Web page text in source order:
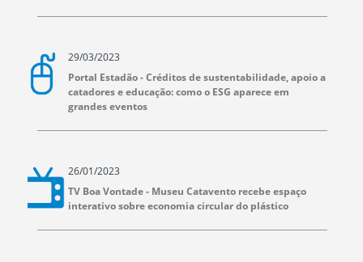
29/03/2023
Portal Estadão - Créditos de sustentabilidade, apoio a
catadores e educação: como o ESG aparece em
grandes eventos
26/01/2023
TV Boa Vontade - Museu Catavento recebe espaço
interativo sobre economia circular do plástico